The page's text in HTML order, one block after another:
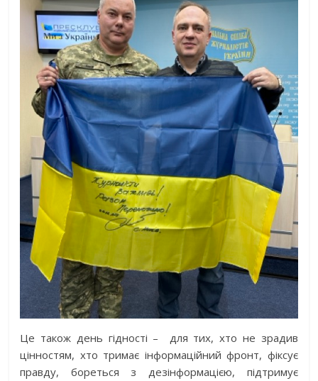
Це також день гідності –
для тих, хто не зрадив
цінностям, хто тримає інформаційний фронт, фіксує
правду, бореться з дезінформацією, підтримує